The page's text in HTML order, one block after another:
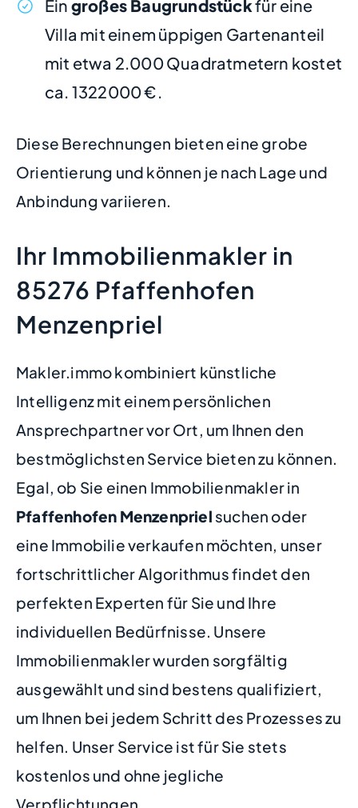
Ein großes Baugrundstückfür eine
Villa mit einem üppigen Gartenanteil
mit etwa 2.000 Quadratmetern kostet
ca. 1322000 €.
Diese Berechnungen bieten eine grobe
Orientierung und können je nach Lage und
Anbindung variieren.
Ihr Immobilienmakler in
85276 Pfaffenhofen
Menzenpriel
Makler.immo kombiniert künstliche
Intelligenz mit einem persönlichen
Ansprechpartner vor Ort, um Ihnen den
bestmöglichsten Service bieten zu können.
Egal, ob Sie einen Immobilienmakler in
Pfaffenhofen Menzenpriel suchen oder
eine Immobilie verkaufen möchten, unser
fortschrittlicher Algorithmus findet den
perfekten Experten für Sie und Ihre
individuellen Bedürfnisse. Unsere
Immobilienmakler wurden sorgfältig
ausgewählt und sind bestens qualifiziert,
um Ihnen bei jedem Schritt des Prozesses zu
helfen. Unser Service ist für Sie stets
kostenlos und ohne jegliche
Verpflichtungen.